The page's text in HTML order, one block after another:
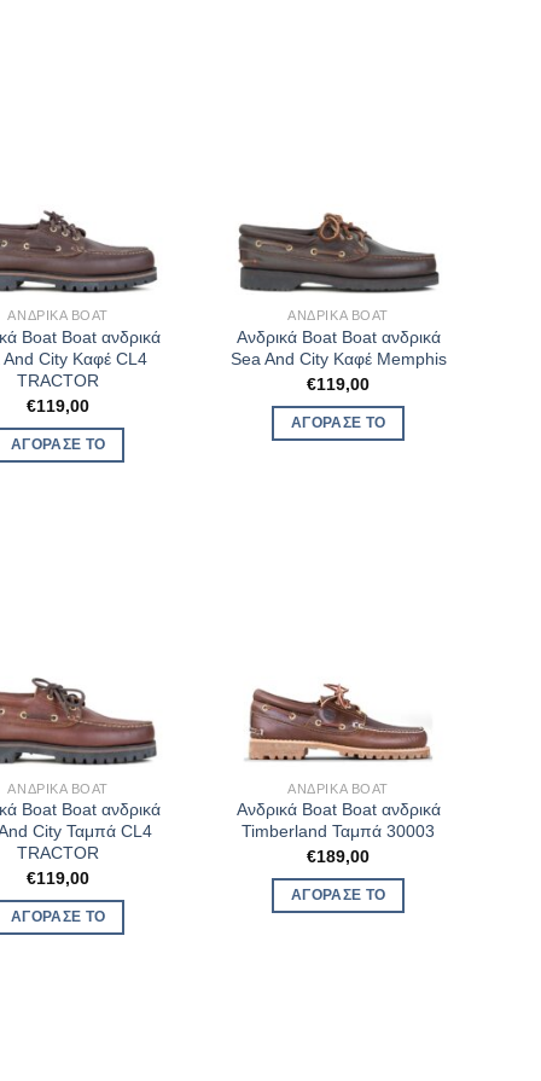
ΑΝΔΡΙΚΆ BOAT
Boat Boat ανδρικά
And City Καφέ CL4
TRACTOR
€119,00
ΑΓΌΡΑΣΈ ΤΟ
ΑΝΔΡΙΚΆ BOAT
Ανδρικά Boat Boat ανδρικά
Sea And City Καφέ Memphis
€119,00
ΑΓΌΡΑΣΈ ΤΟ
ΑΝΔΡΙΚΆ BOAT
Boat Boat ανδρικά
City Ταμπά CL4
TRACTOR
€119,00
ΑΓΌΡΑΣΈ ΤΟ
ΑΝΔΡΙΚΆ BOAT
Ανδρικά Boat Boat ανδρικά
Timberland Ταμπά 30003
€189,00
ΑΓΌΡΑΣΈ ΤΟ